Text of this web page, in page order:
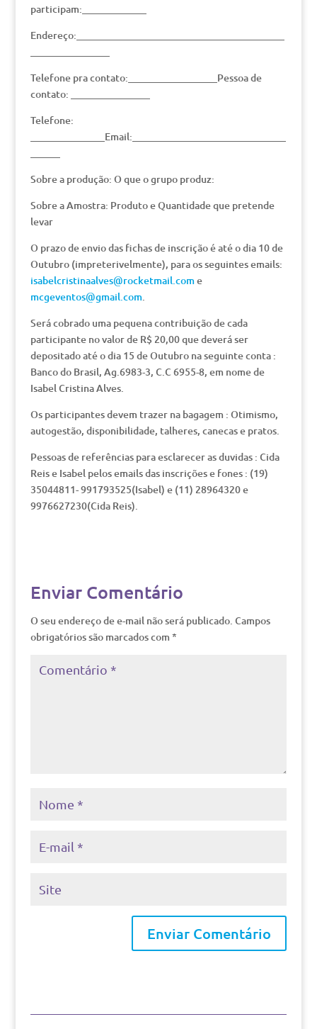
participam:_____________
Endereço:__________________________________________
Telefone pra contato:__________________Pessoa de
contato: ________________
Telefone:
_______________Email:_______________________________
Sobre a produção: O que o grupo produz:
Sobre a Amostra: Produto e Quantidade que pretende
levar
O prazo de envio das fichas de inscrição é até o dia 10 de
Outubro (impreterivelmente), para os seguintes emails:
isabelcristinaalves@rocketmail.come
mcgeventos@gmail.com.
Será cobrado uma pequena contribuição de cada
participante no valor de R$ 20,00 que deverá ser
depositado até o dia 15 de Outubro na seguinte conta :
Banco do Brasil, Ag.6983-3, C.C 6955-8, em nome de
Isabel Cristina Alves.
Os participantes devem trazer na bagagem : Otimismo,
autogestão, disponibilidade, talheres, canecas e pratos.
Pessoas de referências para esclarecer as duvidas : Cida
Reis e Isabel pelos emails das inscrições e fones : (19)
35044811- 991793525(Isabel) e (11) 28964320 e
9976627230(Cida Reis).
Enviar Comentário
O seu endereço de e-mail não será publicado. Campos
obrigatórios são marcados com *